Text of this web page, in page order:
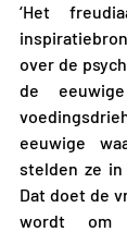
‘Het
over de
de
eeuwige
stelden ze
Dat doet de
wordt om